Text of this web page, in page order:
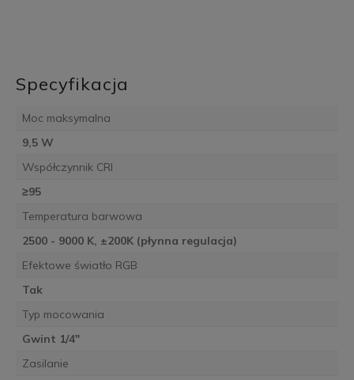
Specyfikacja
Moc maksymalna
9,5 W
Współczynnik CRI
≥95
Temperatura barwowa
2500 - 9000 K, ±200K (płynna regulacja)
Efektowe światło RGB
Tak
Typ mocowania
Gwint 1/4"
Zasilanie